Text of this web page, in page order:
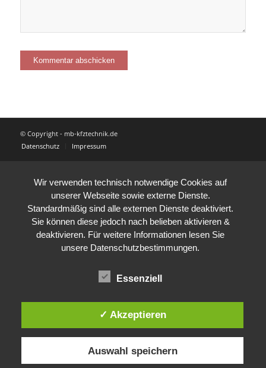
© Copyright - mb-kfztechnik.de
Datenschutz
Impressum
Wir verwenden technisch notwendige Cookies auf
unserer Webseite sowie externe Dienste.
Standardmäßig sind alle externen Dienste deaktiviert.
Sie können diese jedoch nach belieben aktivieren &
deaktivieren. Für weitere Informationen lesen Sie
unsere Datenschutzbestimmungen.
Essenziell
✓ Akzeptieren
Auswahl speichern